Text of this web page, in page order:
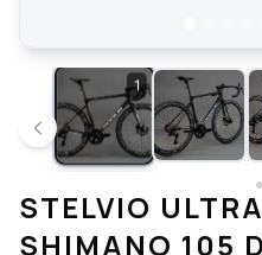
1
STELVIO
SHIMANO 105